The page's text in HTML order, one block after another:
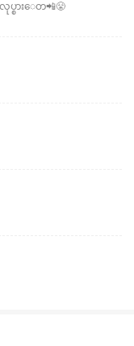
ပ္စားေတ📲😤